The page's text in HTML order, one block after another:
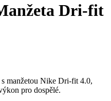
Dri-fit
manžetou Nike Dri-fit 4.0,
pro dospělé.